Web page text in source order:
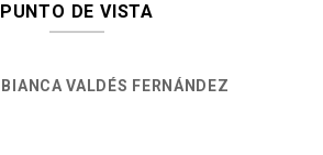
PUNTO DE VISTA
BIANCA VALDÉS FERNÁNDEZ